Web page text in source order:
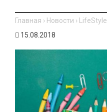
Главная › Новости › LifeStyle
15.08.2018